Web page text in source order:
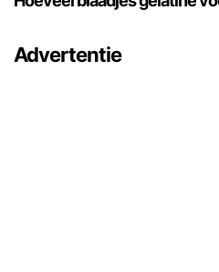
Advertentie